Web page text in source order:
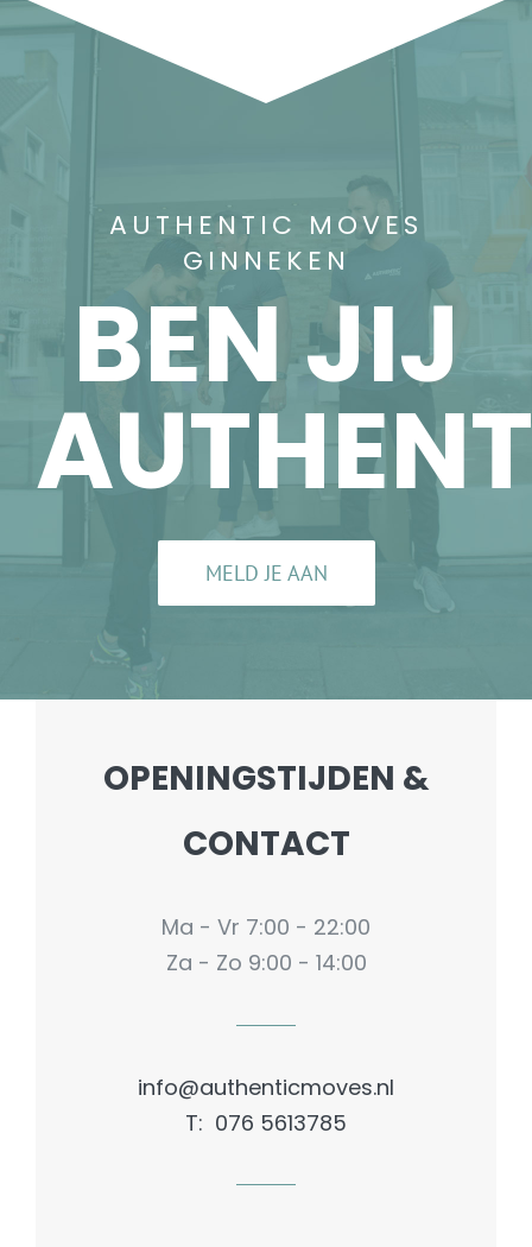
AUTHENTIC MOVES
GINNEKEN
BEN JIJ
MELD JE AAN
OPENINGSTIJDEN &
CONTACT
Ma - Vr 7:00 - 22:00
Za - Zo 9:00 - 14:00
info@authenticmoves.nl
T: 076 5613785